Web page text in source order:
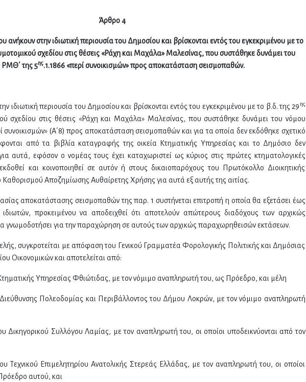
Άρθρο 4
ανήκουν στην ιδιωτική περιουσία του Δημοσίου και βρίσκονται εντός του εγκεκριμένου με το
σχεδίου στις θέσεις «Ράχη και Μαχάλα» Μαλεσίνας, που συστάθηκε δυνάμει του
ΡΜΘ΄ της 5ης.1.1866 «περί συνοικισμών» προς αποκατάσταση σεισμοπαθών.
ιδιωτική περιουσία του Δημοσίου και βρίσκονται εντός του εγκεκριμένου με το β.δ. της 29 ης
σχεδίου στις θέσεις «Ράχη και Μαχάλα» Μαλεσίνας, που συστάθηκε δυνάμει του νόμου
συνοικισμών» (Α΄8) προς αποκατάσταση σεισμοπαθών και για τα οποία δεν εκδόθηκε σχετικό
από τα βιβλία καταγραφής της οικεία Κτηματικής Υπηρεσίας και το Δημόσιο δεν
αυτά, εφόσον ο νομέας τους έχει καταχωριστεί ως κύριος στις πρώτες κτηματολογικές
και κοινοποιηθεί σε αυτόν ή στους δικαιοπαρόχους του Πρωτόκολλο Διοικητικής
Αποζημίωσης Αυθαίρετης Χρήσης για αυτά εξ αυτής της αιτίας.
αποκατάστασης σεισμοπαθών της παρ. 1 συστήνεται επιτροπή η οποία θα εξετάσει έως
ιδιωτών, προκειμένου να αποδειχθεί ότι αποτελούν απώτερους διαδόχους των αρχικώς
γνωμοδοτήσει για την παραχώρηση σε αυτούς των αρχικώς παραχωρηθεισών εκτάσεων.
συγκροτείται με απόφαση του Γενικού Γραμματέα Φορολογικής Πολιτικής και Δημόσιας
Οικονομικών και αποτελείται από:
Υπηρεσίας Φθιώτιδας, με τον νόμιμο αναπληρωτή του, ως Πρόεδρο, και μέλη
Πολεοδομίας και Περιβάλλοντος του Δήμου Λοκρών, με τον νόμιμο αναπληρωτή
Δικηγορικού Συλλόγου Λαμίας, με τον αναπληρωτή του, οι οποίοι υποδεικνύονται από τον
Τεχνικού Επιμελητηρίου Ανατολικής Στερεάς Ελλάδας, με τον αναπληρωτή του, οι οποίοι
αυτού, και